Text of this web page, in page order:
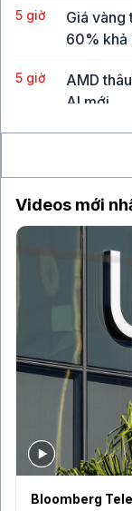
5 giờ
Giá vàng
60% khả
5 giờ
AMD
AI mới
Videos mới
Bloomberg